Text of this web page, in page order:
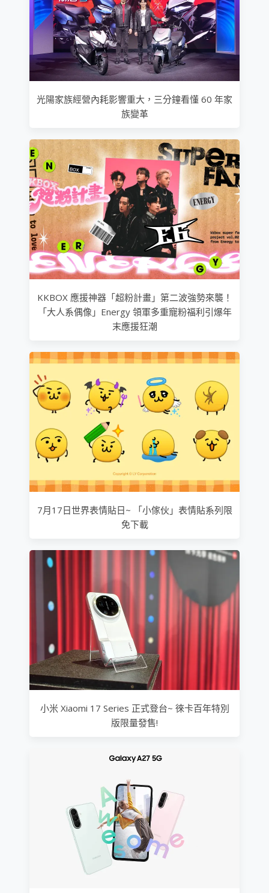
光陽家族經營內耗影響重大，三分鐘看懂 60 年家
族變革
KKBOX 應援神器「超粉計畫」第二波強勢來襲！
「大人系偶像」Energy 領軍多重寵粉福利引爆年
末應援狂潮
7月17日世界表情貼日~ 「小傢伙」表情貼系列限
免下載
小米 Xiaomi 17 Series 正式登台~ 徠卡百年特別
版限量發售!